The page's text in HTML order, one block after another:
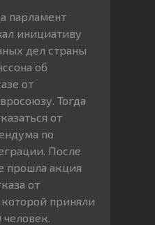
парламент
инициативу
дел страны
об
от
Тогда
от
по
После
прошла акция
от
приняли